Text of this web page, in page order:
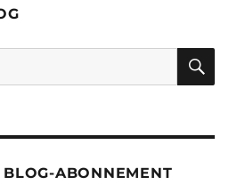
Max
&
Orchester:
ist
kein
ABONNEMENT